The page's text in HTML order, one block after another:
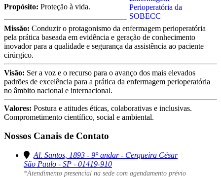
Propósito: Proteção à vida.
Missão: Conduzir o protagonismo da enfermagem perioperatória
pela prática baseada em evidência e geração de conhecimento
inovador para a qualidade e segurança da assistência ao paciente
cirúrgico.
Visão: Ser a voz e o recurso para o avanço dos mais elevados
padrões de excelência para a prática da enfermagem perioperatória
no âmbito nacional e internacional.
Valores: Postura e atitudes éticas, colaborativas e inclusivas.
Comprometimento científico, social e ambiental.
Nossos Canais de Contato
Al. Santos, 1893 - 9° andar - Cerqueira César
São Paulo - SP - 01419-910
*Atendimento presencial na sede com agendamento prévio